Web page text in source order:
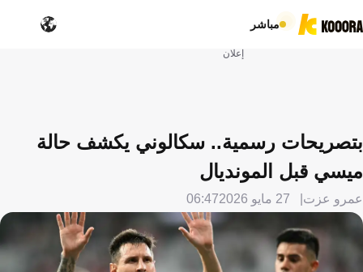
مباشر
إعلان
بتصريحات رسمية.. سكالوني يكشف حالة
ميسي قبل المونديال
عمرو عزت 27 مايو 2026 06:47